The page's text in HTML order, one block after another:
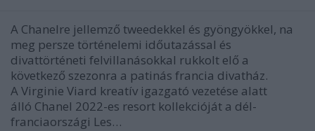
A Chanelre jellemző tweedekkel és gyöngyökkel, na
meg persze történelemi időutazással és
divattörténeti felvillanásokkal rukkolt elő a
következő szezonra a patinás francia divatház.
A Virginie Viard kreatív igazgató vezetése alatt
álló Chanel 2022-es resort kollekcióját a dél-
franciaországi Les…